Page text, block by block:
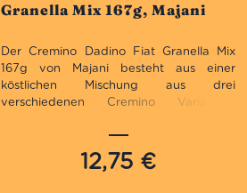
Granella Mix 167g, Majani
Der Cremino Dadino Fiat Granella Mix
167g von Majani besteht aus einer
köstlichen Mischung aus drei
verschiedenen Cremino Varianten:
mit gehackten Mandeln und der weiße
Cremino mit Pistazienkörnern. Die
kleinen Würfeln sind der perfekte Mini-
12,75 €